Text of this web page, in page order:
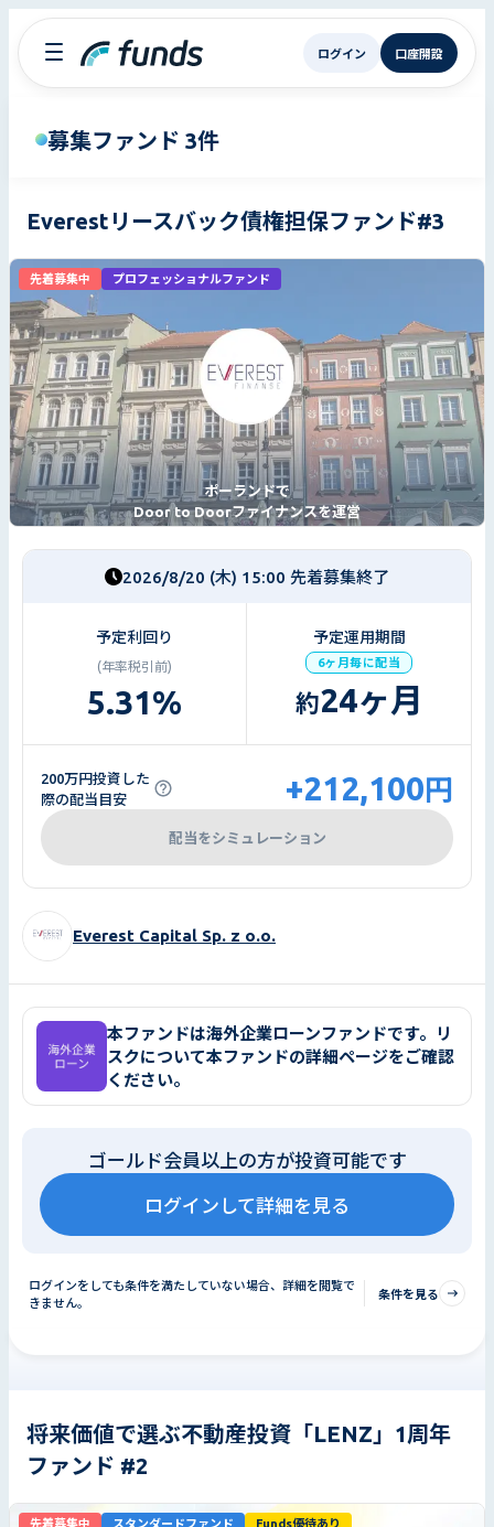
ログイン 口座開設
募集ファンド 3件
Everestリースバック債権担保ファンド#3
先着募集中 プロフェッショナルファンド
ポーランドで
Door to Doorファイナンスを運営
2026/8/20 (木) 15:00 先着募集終了
予定利回り
(年率税引前)
5.31%
予定運用期間
6ヶ月毎に配当
約24ヶ月
200万円投資した
際の配当目安
+212,100 円
配当をシミュレーション
Everest Capital Sp. z o.o.
本ファンドは海外企業ローンファンドです。リ
スクについて本ファンドの詳細ページをご確認
ください。
ゴールド会員以上の方が投資可能です
ログインして詳細を見る
ログインをしても条件を満たしていない場合、詳細を閲覧で
きません。
条件を見る
将来価値で選ぶ不動産投資「LENZ」1周年
ファンド #2
先着募集中 スタンダードファンド Funds優待あり